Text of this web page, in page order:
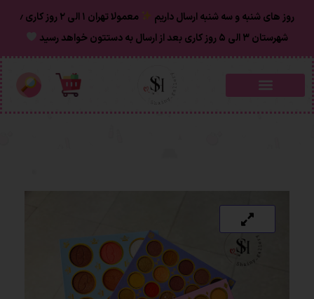
روز های شنبه و سه شنبه ارسال داریم
معمولا تهران ۱ الی ۲ روز‌ کاری ٫
شهرستان ۳ الی ۵ روز کاری بعد از ارسال به دستتون خواهد رسید